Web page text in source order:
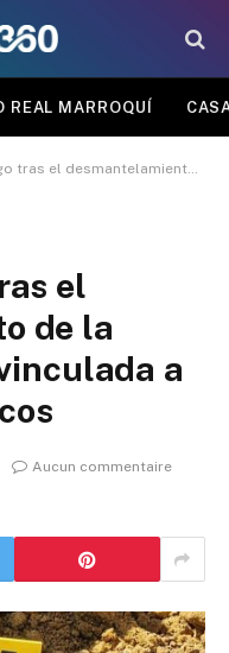
REAL MARROQUÍ
de la célula terrorista vinculada a Daesh en Marruecos
el
de la
a
Aucun commentaire